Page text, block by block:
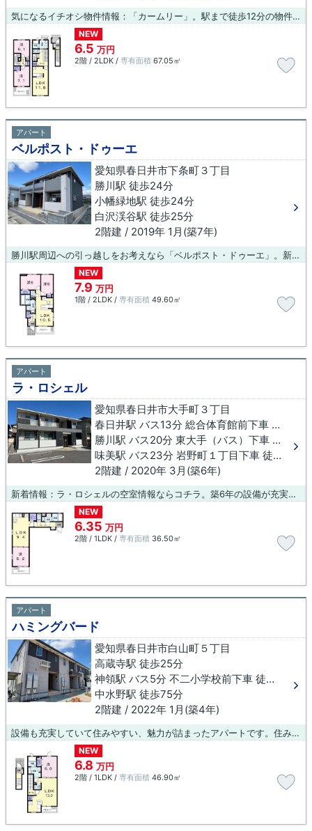
気になるイチオシ物件情報：「カームリー」。駅まで徒歩12分の物件です。新しい生活にお勧めなのが、こちらのアパートです。春日井市にある賃貸物件情報のことなら、地域に特化した当社にお任せ下さい。多種多様な賃貸情報をご紹介しております。お客様の生活スタイルに適した物件もみつけることが出来ますよ。
NEW
6.5 万円
2階 / 2LDK / 専有面積 67.05㎡
アパート
ベルポスト・ドゥーエ
愛知県春日井市下条町３丁目
勝川駅 徒歩24分
小幡緑地駅 徒歩24分
白沢渓谷駅 徒歩25分
2階建 / 2019年 1月(築7年)
勝川駅周辺への引っ越しをお考えなら「ベルポスト・ドゥーエ」。新しい生活にお勧めなのが、こちらのアパートです。こちらの物件は築7年ですが、充実の設備が整っています。交通面でご不便を感じたくなければ、勝川周辺に住まいのお求めはいかがでしょうか。物件情報は当社でご確認頂けます。
NEW
7.9 万円
1階 / 2LDK / 専有面積 49.60㎡
アパート
ラ・ロシェル
愛知県春日井市大手町３丁目
春日井駅 バス13分 総合体育館前下車 徒歩8分
勝川駅 バス20分 東大手（バス）下車 徒歩7分
味美駅 バス23分 岩野町１丁目下車 徒歩3分
2階建 / 2020年 3月(築6年)
新着情報：ラ・ロシェルの空室情報ならコチラ。築6年の設備が充実した物件となっています。新しい生活のスタートにおすすめなのが、こちらのアパートです。快適な環境をお求めの方、住まいに求める役割も非常に多くあります。ご希望の条件の物件を探していきましょう。
NEW
6.35 万円
2階 / 1LDK / 専有面積 36.50㎡
アパート
ハミングバード
愛知県春日井市白山町５丁目
高蔵寺駅 徒歩25分
神領駅 バス5分 不二小学校前下車 徒歩12分
中水野駅 徒歩75分
2階建 / 2022年 1月(築4年)
設備も充実していて住みやすい、魅力が詰まったアパートです。住み替えにおススメの築浅物件。物件情報を数多く取り揃えている当社は、お客様のライフスタイルに適した物件のご紹介をさせていただきます。ご要望やご不明な点などございましたら、お気軽にご連絡下さい。
NEW
6.8 万円
2階 / 1LDK / 専有面積 46.90㎡